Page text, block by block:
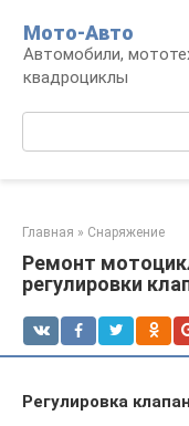
контенту
Мото-Авто
Автомобили,
квадроциклы
Главная » Снаряжение
Ремонт
регулировки
Регулировка